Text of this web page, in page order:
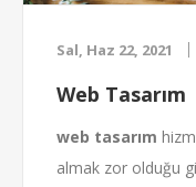
Sal, Haz 22, 2021
Web Tasarım
web tasarım
almak zor olduğu